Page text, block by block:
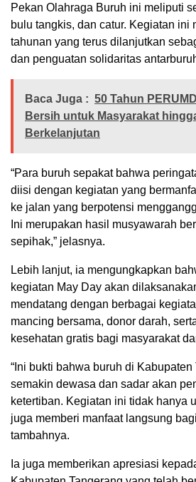
Pekan Olahraga Buruh ini meliputi
bulu tangkis, dan catur. Kegiatan ini
tahunan yang terus dilanjutkan
dan penguatan solidaritas
Baca Juga : 50 Tahun
Bersih untuk Masyarakat
Berkelanjutan
“Para buruh sepakat bahwa
diisi dengan kegiatan yang
ke jalan yang berpotensi
Ini merupakan hasil musyawarah
sepihak,” jelasnya.
Lebih lanjut, ia mengungkapkan
kegiatan May Day akan
mendatang dengan berbagai
mancing bersama, donor darah,
kesehatan gratis bagi masyarakat
“Ini bukti bahwa buruh di Kabupaten
semakin dewasa dan sadar akan
ketertiban. Kegiatan ini tidak hanya
juga memberi manfaat langsung
tambahnya.
Ia juga memberikan apresiasi